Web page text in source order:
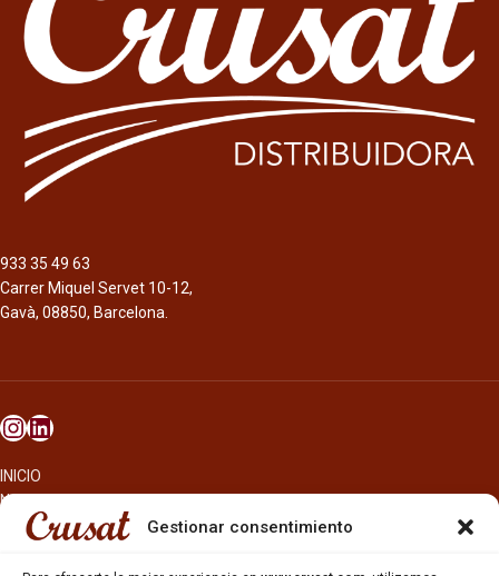
Gestionar consentimiento
Lata 33cl.
Barril inox. 30l.
Color
Cerveza de 6,5%, amargor de 25 IBU’s
y estilo Helles Bock.
sabor prolongado y con un carácter
especial y único. Esta cerveza se
adquiere utilizando agua de A
Coruña, una selección de maltas
en nariz ligeros matices florales y
herbales. Esta lager extra tiene un
Cerveza estilo Irish Ale pero al estilo
Gallego. La pelirroja, una cerveza de
fusión, de inspiración irlandesa con
la mezcla de cuatro maltas y cuatro
lúpulos.
933 35 49 63
Carrer Miquel Servet 10-12,
Gavà, 08850, Barcelona.
INICIO
NOSOTROS
CERVEZAS